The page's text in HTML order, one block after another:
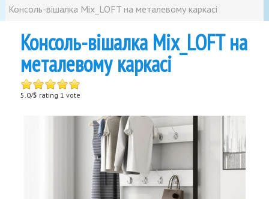
Консоль-вішалка Mix_LOFT на металевому каркасі
Консоль-вішалка Mix_LOFT на
металевому каркасі
5.0/5 rating 1 vote